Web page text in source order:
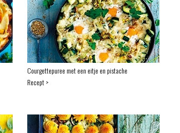
Courgettepuree met een eitje en pistache
Recept >